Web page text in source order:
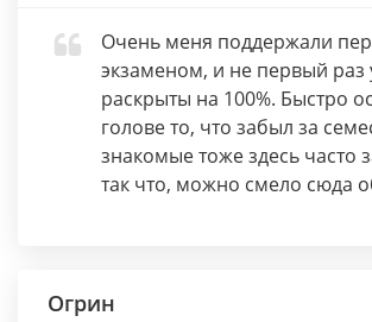
Очень меня поддержали
экзаменом, и не первый
раскрыты на 100%. Быстро
голове то, что забыл за
знакомые тоже здесь часто
так что, можно смело сюда
Огрин